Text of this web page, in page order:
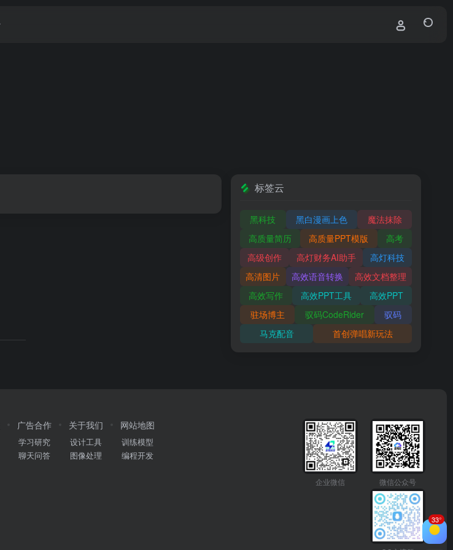
标签云
黑科技 黑白漫画上色
魔法抹除
高质量简历
高质量PPT模版
高考
高级创作
高灯财务AI助手
高灯科技
高清图片
高效语音转换
高效文档整理
高效写作
高效PPT工具
高效PPT
驻场博主
驭码CodeRider
驭码
马克配音
首创弹唱新玩法
广告合作
学习研究
聊天问答
关于我们
设计工具
图像处理
网站地图
训练模型
编程开发
企业微信 微信公众号
33°